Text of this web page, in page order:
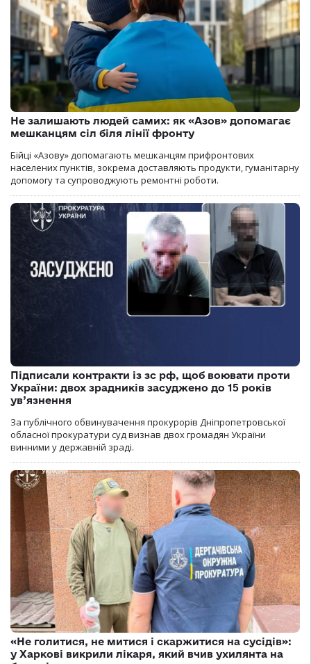
Не залишають людей самих: як «Азов» допомагає
мешканцям сіл біля лінії фронту
Бійці «Азову» допомагають мешканцям прифронтових
населених пунктів, зокрема доставляють продукти, гуманітарну
допомогу та супроводжують ремонтні роботи.
Підписали контракти із зс рф, щоб воювати проти
України: двох зрадників засуджено до 15 років
ув’язнення
За публічного обвинувачення прокурорів Дніпропетровської
обласної прокуратури суд визнав двох громадян України
винними у державній зраді.
«Не голитися, не митися і скаржитися на сусідів»:
у Харкові викрили лікаря, який вчив ухилянта на